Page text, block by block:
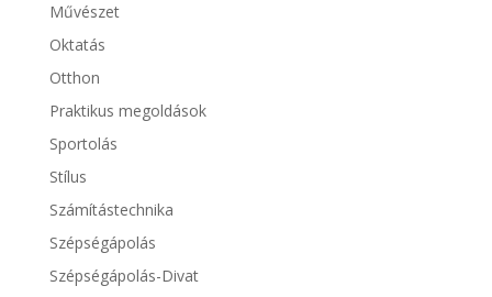
Művészet
Oktatás
Otthon
Praktikus megoldások
Sportolás
Stílus
Számítástechnika
Szépségápolás
Szépségápolás-Divat